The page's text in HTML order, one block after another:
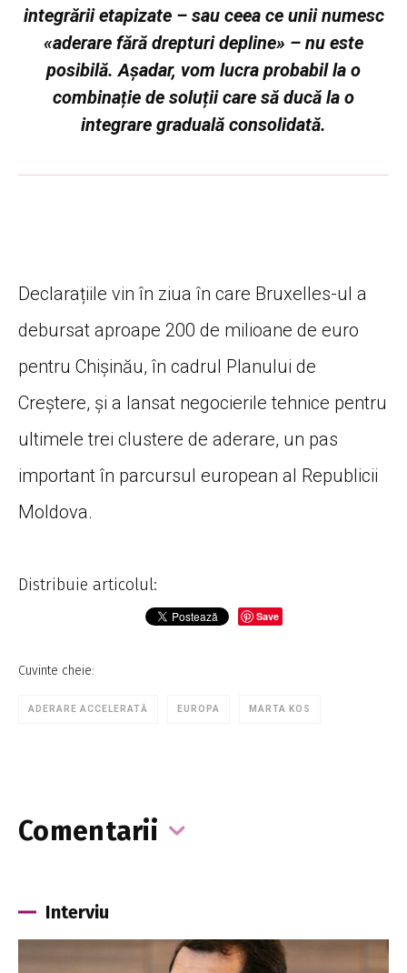
integrării etapizate – sau ceea ce unii numesc
«aderare fără drepturi depline» – nu este
posibilă. Așadar, vom lucra probabil la o
combinație de soluții care să ducă la o
integrare graduală consolidată.
Declarațiile vin în ziua în care Bruxelles-ul a
debursat aproape 200 de milioane de euro
pentru Chișinău, în cadrul Planului de
Creștere, și a lansat negocierile tehnice pentru
ultimele trei clustere de aderare, un pas
important în parcursul european al Republicii
Moldova.
Distribuie articolul:
Save
Cuvinte cheie:
ADERARE ACCELERATĂ EUROPA MARTA KOS
Comentarii
Interviu